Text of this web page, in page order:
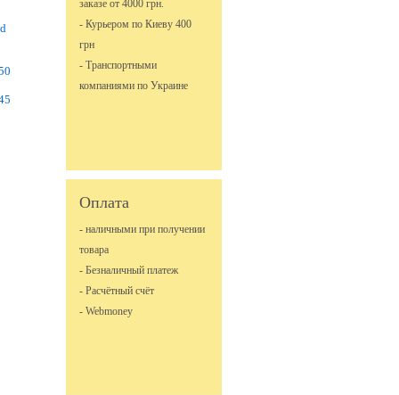
заказе от 4000 грн.
- Курьером по Киеву 400
грн
- Транспортными
компаниями по Украине
Оплата
- наличными при получении
товара
- Безналичный платеж
- Расчётный счёт
- Webmoney